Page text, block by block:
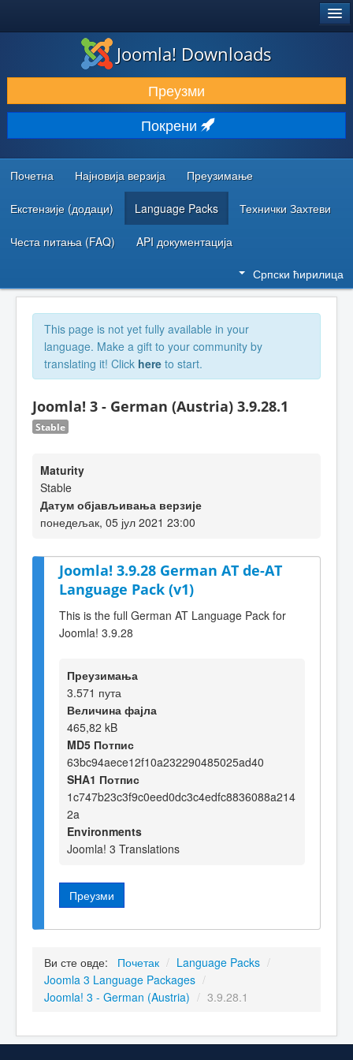
ПРЕУЗИМАЊЕ И ПРОШИРЕЊА (ЕКСТЕНЗИЈЕ)
ОТКРИЈТЕ И НАУЧИТЕ
ЗАЈЕДНИЦА И ПОДРШКА
РЕСУРСИ ЗА РАЗВОЈ
Joomla! Downloads
Преузми
Покрени
Почетна Најновија верзија Преузимање
Екстензије (додаци) Language Packs Технички Захтеви
Честа питања (FAQ) API документација
Српски ћирилица
This page is not yet fully available in your
language. Make a gift to your community by
translating it! Click here to start.
Joomla! 3 - German (Austria) 3.9.28.1
Stable
Maturity
Stable
Датум објављивања верзије
понедељак, 05 јул 2021 23:00
Joomla! 3.9.28 German AT de-AT
Language Pack (v1)
This is the full German AT Language Pack for
Joomla! 3.9.28
Преузимања
3.571 пута
Величина фајла
465,82 kB
MD5 Потпис
63bc94aece12f10a232290485025ad40
SHA1 Потпис
1c747b23c3f9c0eed0dc3c4edfc8836088a214
2a
Environments
Joomla! 3 Translations
Преузми
Ви сте овде: Почетак / Language Packs /
Joomla 3 Language Packages /
Joomla! 3 - German (Austria) / 3.9.28.1